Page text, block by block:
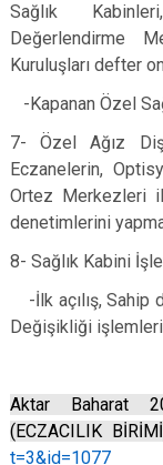
Sağlık
Değerlendirme
Kuruluşları defter
-Kapanan Özel
7- Özel Ağız Diş
Eczanelerin,
Ortez Merkezleri
denetimlerini
8- Sağlık Kabini
-İlk açılış, Sahip
Değişikliği işlemleri
Aktar Baharat
(ECZACILIK
t=3&id=1077